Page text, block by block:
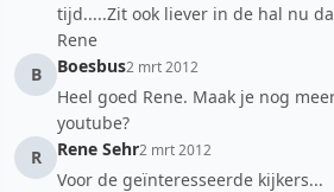
tijd.....Zit ook liever in de hal nu
Rene
B
Boesbus2 mrt 2012
Heel goed Rene. Maak je nog
youtube?
R
Rene Sehr2 mrt 2012
Voor de geïnteresseerde kijkers...